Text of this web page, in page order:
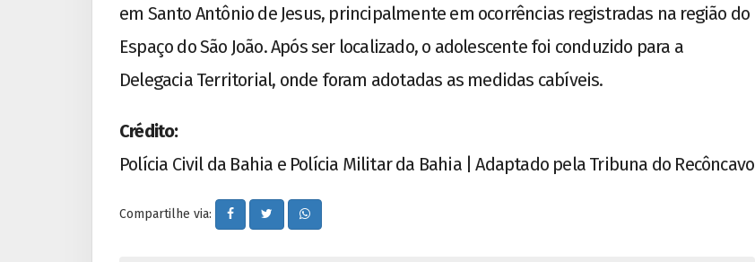
em Santo Antônio de Jesus, principalmente em ocorrências registradas na região do
Espaço do São João. Após ser localizado, o adolescente foi conduzido para a
Delegacia Territorial, onde foram adotadas as medidas cabíveis.
Crédito:
Polícia Civil da Bahia e Polícia Militar da Bahia | Adaptado pela Tribuna do Recôncavo
Compartilhe via: